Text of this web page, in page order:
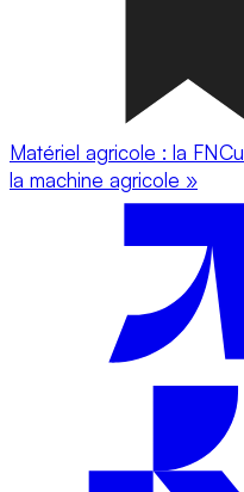
Matériel agricole : la
la machine agricole »